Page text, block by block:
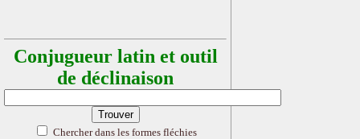
Conjugueur latin et outil
de déclinaison
Chercher dans les formes fléchies